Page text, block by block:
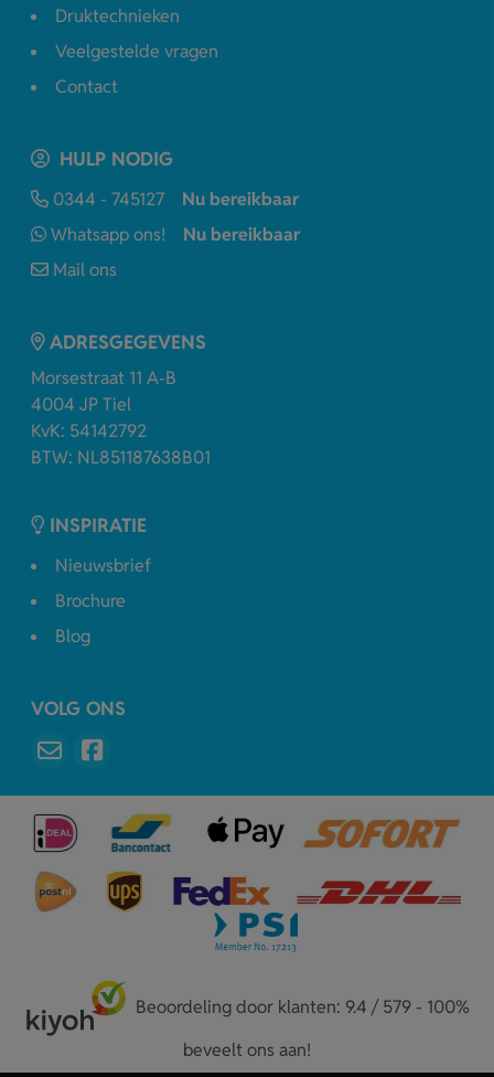
Druktechnieken
Veelgestelde vragen
Contact
HULP NODIG
0344 - 745127
Nu bereikbaar
Whatsapp ons!
Nu bereikbaar
Mail ons
ADRESGEGEVENS
Morsestraat 11 A-B
4004 JP Tiel
KvK: 54142792
BTW: NL851187638B01
INSPIRATIE
Nieuwsbrief
Brochure
Blog
VOLG ONS
Beoordeling door klanten: 9.4 / 579 - 100%
beveelt ons aan!